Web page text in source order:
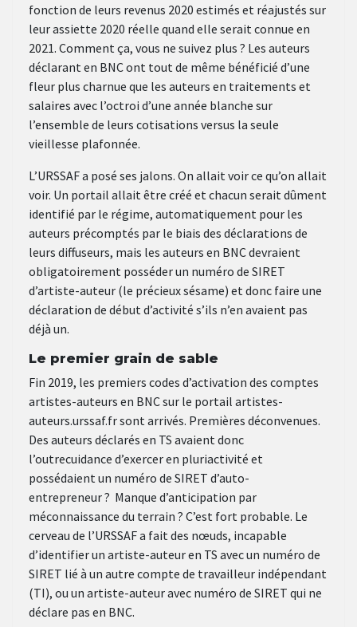
fonction de leurs revenus 2020 estimés et réajustés sur
leur assiette 2020 réelle quand elle serait connue en
2021. Comment ça, vous ne suivez plus ? Les auteurs
déclarant en BNC ont tout de même bénéficié d’une
fleur plus charnue que les auteurs en traitements et
salaires avec l’octroi d’une année blanche sur
l’ensemble de leurs cotisations versus la seule
vieillesse plafonnée.
L’URSSAF a posé ses jalons. On allait voir ce qu’on allait
voir. Un portail allait être créé et chacun serait dûment
identifié par le régime, automatiquement pour les
auteurs précomptés par le biais des déclarations de
leurs diffuseurs, mais les auteurs en BNC devraient
obligatoirement posséder un numéro de SIRET
d’artiste-auteur (le précieux sésame) et donc faire une
déclaration de début d’activité s’ils n’en avaient pas
déjà un.
Le premier grain de sable
Fin 2019, les premiers codes d’activation des comptes
artistes-auteurs en BNC sur le portail artistes-
auteurs.urssaf.fr sont arrivés. Premières déconvenues.
Des auteurs déclarés en TS avaient donc
l’outrecuidance d’exercer en pluriactivité et
possédaient un numéro de SIRET d’auto-
entrepreneur ? Manque d’anticipation par
méconnaissance du terrain ? C’est fort probable. Le
cerveau de l’URSSAF a fait des nœuds, incapable
d’identifier un artiste-auteur en TS avec un numéro de
SIRET lié à un autre compte de travailleur indépendant
(TI), ou un artiste-auteur avec numéro de SIRET qui ne
déclare pas en BNC.